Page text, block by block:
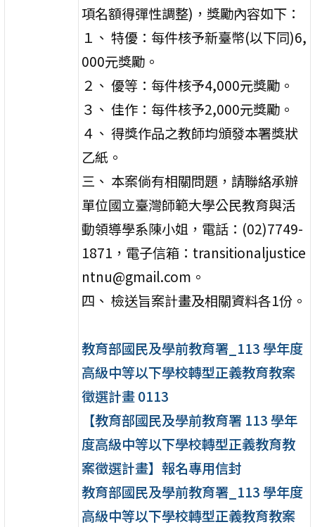
項名額得彈性調整)，獎勵內容如下：
１、 特優：每件核予新臺幣(以下同)6,
000元獎勵。
２、 優等：每件核予4,000元獎勵。
３、 佳作：每件核予2,000元獎勵。
４、 得獎作品之教師均頒發本署獎狀
乙紙。
三、 本案倘有相關問題，請聯絡承辦
單位國立臺灣師範大學公民教育與活
動領導學系陳小姐，電話：(02)7749-
1871，電子信箱：transitionaljustice
ntnu@gmail.com。
四、 檢送旨案計畫及相關資料各1份。
教育部國民及學前教育署_113 學年度
高級中等以下學校轉型正義教育教案
徵選計畫 0113
【教育部國民及學前教育署 113 學年
度高級中等以下學校轉型正義教育教
案徵選計畫】報名專用信封
教育部國民及學前教育署_113 學年度
高級中等以下學校轉型正義教育教案